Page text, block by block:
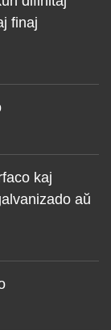
finaj
kaj
aŭ